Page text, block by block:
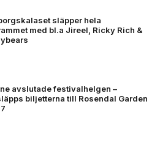
släpper hela
med bl.a Jireel, Ricky Rich &
avslutade festivalhelgen –
biljetterna till Rosendal Garden